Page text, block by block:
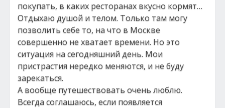
покупать, в каких ресторанах вкусно кормят…
Отдыхаю душой и телом. Только там могу
позволить себе то, на что в Москве
совершенно не хватает времени. Но это
ситуация на сегодняшний день. Мои
пристрастия нередко меняются, и не буду
зарекаться.
А вообще путешествовать очень люблю.
Всегда соглашаюсь, если появляется